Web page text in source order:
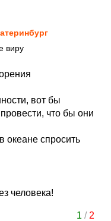
виру
вот бы
что бы они
океане спросить
человека!
1 / 2